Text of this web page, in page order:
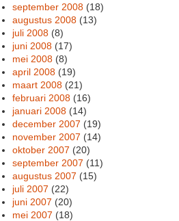
september 2008 (18)
augustus 2008 (13)
juli 2008 (8)
juni 2008 (17)
mei 2008 (8)
april 2008 (19)
maart 2008 (21)
februari 2008 (16)
januari 2008 (14)
december 2007 (19)
november 2007 (14)
oktober 2007 (20)
september 2007 (11)
augustus 2007 (15)
juli 2007 (22)
juni 2007 (20)
mei 2007 (18)